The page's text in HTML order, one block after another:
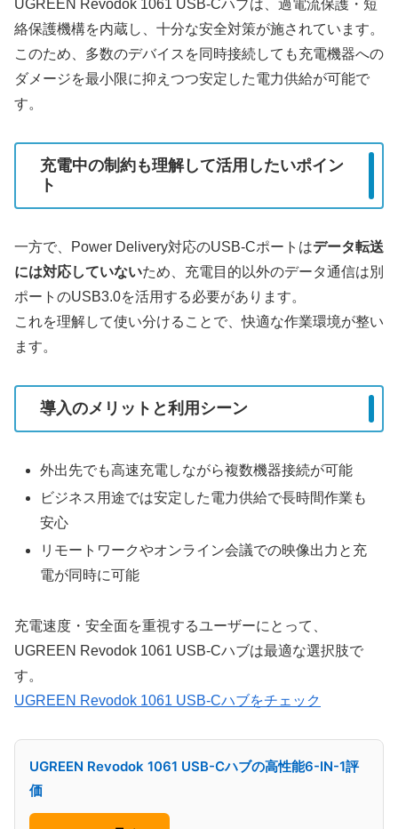
UGREEN Revodok 1061 USB-Cハブは、過電流保護・短
絡保護機構を内蔵し、十分な安全対策が施されています。
このため、多数のデバイスを同時接続しても充電機器への
ダメージを最小限に抑えつつ安定した電力供給が可能で
す。
充電中の制約も理解して活用したいポイン
ト
一方で、Power Delivery対応のUSB-Cポートはデータ転送
には対応していないため、充電目的以外のデータ通信は別
ポートのUSB3.0を活用する必要があります。
これを理解して使い分けることで、快適な作業環境が整い
ます。
導入のメリットと利用シーン
外出先でも高速充電しながら複数機器接続が可能
ビジネス用途では安定した電力供給で長時間作業も
安心
リモートワークやオンライン会議での映像出力と充
電が同時に可能
充電速度・安全面を重視するユーザーにとって、
UGREEN Revodok 1061 USB-Cハブは最適な選択肢で
す。
UGREEN Revodok 1061 USB-Cハブをチェック
UGREEN Revodok 1061 USB-Cハブの高性能6-IN-1評
価